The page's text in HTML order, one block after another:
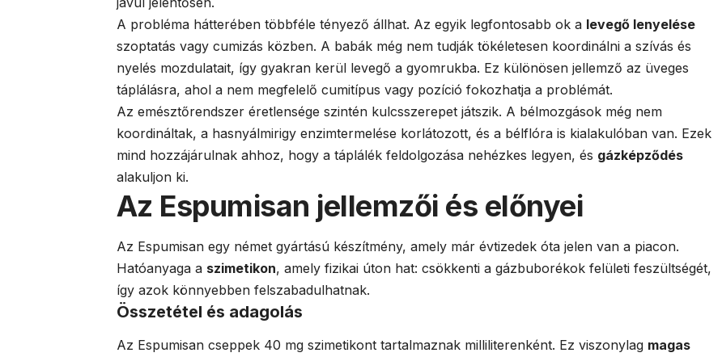
A probléma hátterében többféle tényező állhat. Az egyik legfontosabb ok a levegő lenyelése
szoptatás vagy cumizás közben. A babák még nem tudják tökéletesen koordinálni a szívás és
nyelés mozdulatait, így gyakran kerül levegő a gyomrukba. Ez különösen jellemző az üveges
táplálásra, ahol a nem megfelelő cumitípus vagy pozíció fokozhatja a problémát.
Az emésztőrendszer éretlensége szintén kulcsszerepet játszik. A bélmozgások még nem
koordináltak, a hasnyálmirigy enzimtermelése korlátozott, és a bélflóra is kialakulóban van. Ezek
mind hozzájárulnak ahhoz, hogy a táplálék feldolgozása nehézkes legyen, és gázképződés
alakuljon ki.
Az Espumisan jellemzői és előnyei
Az Espumisan egy német gyártású készítmény, amely már évtizedek óta jelen van a piacon.
Hatóanyaga a szimetikon, amely fizikai úton hat: csökkenti a gázbuborékok felületi feszültségét,
így azok könnyebben felszabadulhatnak.
Összetétel és adagolás
Az Espumisan cseppek 40 mg szimetikont tartalmaznak milliliterenként. Ez viszonylag magas